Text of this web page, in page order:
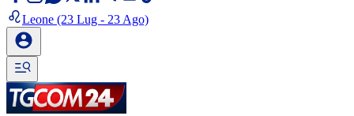
Leone (23 Lug - 23 Ago)